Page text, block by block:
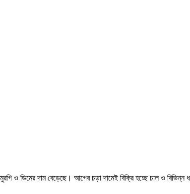
ও ডিমের দাম বেড়েছে। আগের চড়া দামেই বিক্রি হচ্ছে চাল ও বিভিন্ন